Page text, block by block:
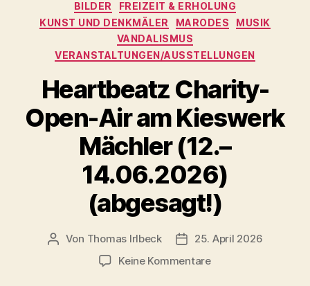
Kategorien
BILDER
FREIZEIT & ERHOLUNG
KUNST UND DENKMÄLER
MARODES
MUSIK
VANDALISMUS
VERANSTALTUNGEN/AUSSTELLUNGEN
Heartbeatz Charity-
Open-Air am Kieswerk
Mächler (12.–
14.06.2026)
(abgesagt!)
Beitragsautor
Von Thomas Irlbeck Veröffentlichungsdatum
25. April 2026
Keine Kommentarezu